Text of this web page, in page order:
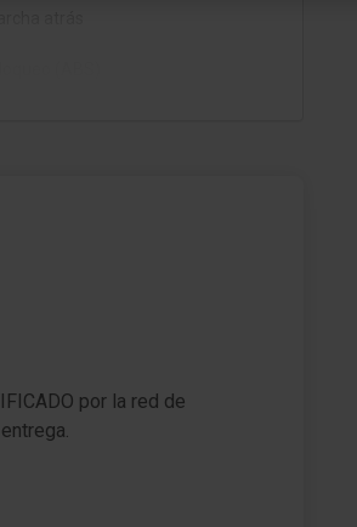
(ABS)
neumáticospor la red de